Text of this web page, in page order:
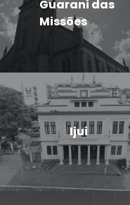
Guarani das
Missões
Ijui